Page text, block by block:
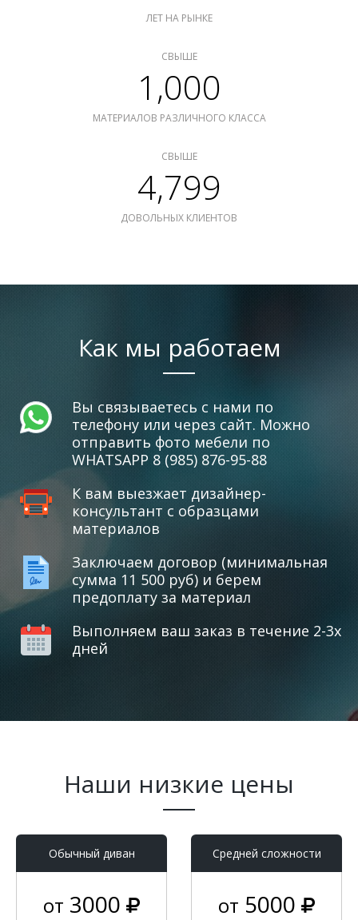
ЛЕТ НА РЫНКЕ
СВЫШЕ
1,000
МАТЕРИАЛОВ РАЗЛИЧНОГО КЛАССА
СВЫШЕ
4,799
ДОВОЛЬНЫХ КЛИЕНТОВ
Как мы работаем
Вы связываетесь с нами по
телефону или через сайт. Можно
отправить фото мебели по
WHATSAPP 8 (985) 876-95-88
К вам выезжает дизайнер-
консультант с образцами
материалов
Заключаем договор (минимальная
сумма 11 500 руб) и берем
предоплату за материал
Выполняем ваш заказ в течение 2-3х
дней
Наши низкие цены
Обычный диван
от 3000
Средней сложности
от 5000